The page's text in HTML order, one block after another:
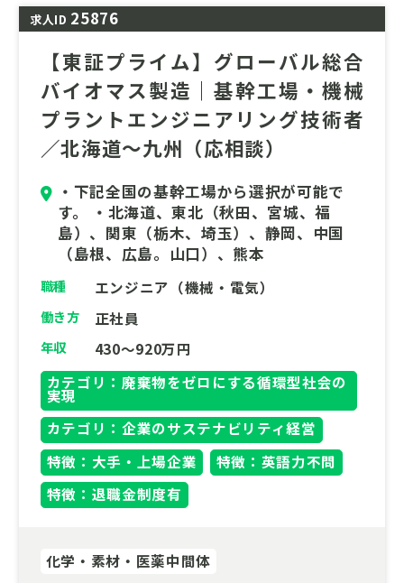
ハウを次世代へ承継しながら、持続可能な工
場づくりを具現化するダイナミズムを実感で
きます。
24時間稼働を支える高い技術力を身につけ、
社会に不可欠な素材の安定供給と地球環境へ
の貢献を同時に叶える、社会的意義の大きな
挑戦です。あなたの設計とメンテナンスのス
キルで、次世代のグリーンプラントを支えて
いただけませんでしょうか。
勤務地は現在「北海道、東北（秋田、宮城、
福島）、関東（栃木、埼玉）、静岡、中国
（島根、広島。山口）、熊本」から選択が可
能です。
求人ID 25876
【東証プライム】グローバル総合
バイオマス製造｜基幹工場・機械
プラントエンジニアリング技術者
／北海道～九州（応相談）
・下記全国の基幹工場から選択が可能で
す。 ・北海道、東北（秋田、宮城、福
島）、関東（栃木、埼玉）、静岡、中国
（島根、広島。山口）、熊本
職種 エンジニア（機械・電気）
働き方 正社員
年収
430～920万円
カテゴリ：廃棄物をゼロにする循環型社会の
実現
カテゴリ：企業のサステナビリティ経営
特徴：大手・上場企業
特徴：英語力不問
特徴：退職金制度有
化学・素材・医薬中間体